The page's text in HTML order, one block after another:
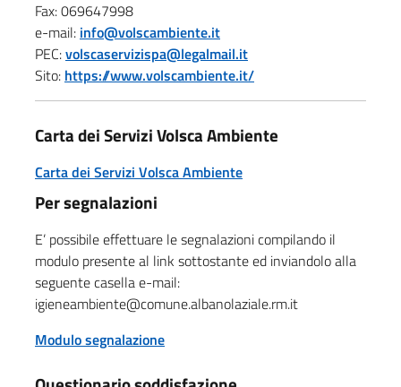
Fax: 069647998
e-mail: info@volscambiente.it
PEC:volscaservizispa@legalmail.it
Sito: https://www.volscambiente.it/
Carta dei Servizi Volsca Ambiente
Carta dei Servizi Volsca Ambiente
Per segnalazioni
E’ possibile effettuare le segnalazioni compilando il
modulo presente al link sottostante ed inviandolo alla
seguente casella e-mail:
igieneambiente@comune.albanolaziale.rm.it
Modulo segnalazione